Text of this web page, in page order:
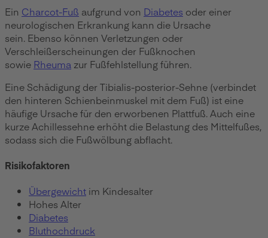
Ein Charcot-Fuß aufgrund von Diabetes oder einer
neurologischen Erkrankung kann die Ursache
sein. Ebenso können Verletzungen oder
Verschleißerscheinungen der Fußknochen
sowie Rheuma zur Fußfehlstellung führen.
Eine Schädigung der Tibialis-posterior-Sehne (verbindet
den hinteren Schienbeinmuskel mit dem Fuß) ist eine
häufige Ursache für den erworbenen Plattfuß. Auch eine
kurze Achillessehne erhöht die Belastung des Mittelfußes,
sodass sich die Fußwölbung abflacht.
Risikofaktoren
Übergewicht im Kindesalter
Hohes Alter
Diabetes
Bluthochdruck